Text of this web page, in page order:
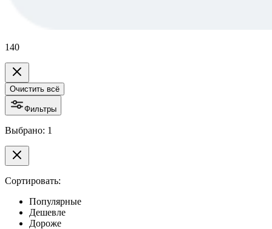
140
Очистить всё
Фильтры
Выбрано: 1
Сортировать:
Популярные
Дешевле
Дороже